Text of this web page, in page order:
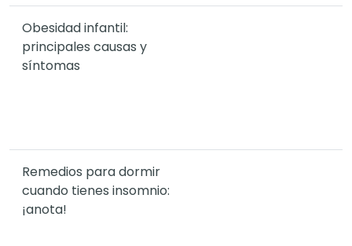
Obesidad infantil:
principales causas y
síntomas
Remedios para dormir
cuando tienes insomnio:
¡anota!